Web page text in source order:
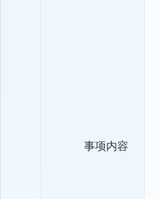
事项内容